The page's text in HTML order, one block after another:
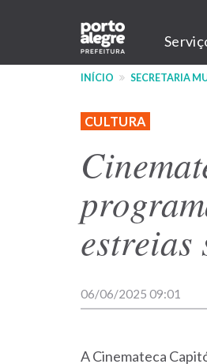
conteúdo
Main
navigation
INÍCIO SECRETARIA
CULTURA
estreias
06/06/2025 09:01
A Cinemateca